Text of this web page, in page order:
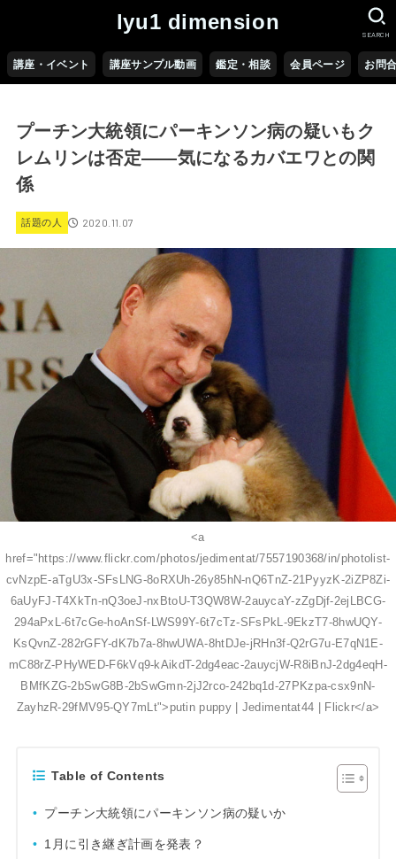
lyu1 dimension
講座・イベント 講座サンプル動画 鑑定・相談 会員ページ お問
SEARCH
プーチン大統領にパーキンソン病の疑いもク
レムリンは否定――気になるカバエワとの関
係
話題の人 2020.11.07
<a
href="https://www.flickr.com/photos/jedimentat/7557190368/in/photolist-
cvNzpE-aTgU3x-SFsLNG-8oRXUh-26y85hN-nQ6TnZ-21PyyzK-2iZP8Zi-
6aUyFJ-T4XkTn-nQ3oeJ-nxBtoU-T3QW8W-2auycaY-zZgDjf-2ejLBCG-
294aPxL-6t7cGe-hoAnSf-LWS99Y-6t7cTz-SFsPkL-9EkzT7-8hwUQY-
KsQvnZ-282rGFY-dK7b7a-8hwUWA-8htDJe-jRHn3f-Q2rG7u-E7qN1E-
mC88rZ-PHyWED-F6kVq9-kAikdT-2dg4eac-2auycjW-R8iBnJ-2dg4eqH-
BMfKZG-2bSwG8B-2bSwGmn-2jJ2rco-242bq1d-27PKzpa-csx9nN-
ZayhzR-29fMV95-QY7mLt">putin puppy | Jedimentat44 | Flickr</a>
Table of Contents
プーチン大統領にパーキンソン病の疑いか
1月に引き継ぎ計画を発表？